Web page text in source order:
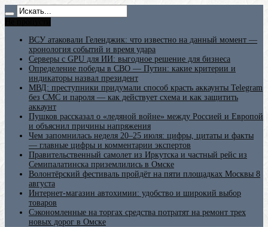
ВСУ атаковали Геленджик: что известно на данный момент —
хронология событий и время удара
Серверы с GPU для ИИ: выгодное решение для бизнеса
Определение победы в СВО — Путин: какие критерии и
индикаторы назвал президент
МВД: преступники придумали способ красть аккаунты Telegram
без СМС и пароля — как действует схема и как защитить
аккаунт
Пушков рассказал о «ледяной войне» между Россией и Европой
и объяснил причины напряжения
Чем запомнилась неделя 20–25 июля: цифры, цитаты и факты
— главные цифры и комментарии экспертов
Правительственный самолет из Иркутска и частный рейс из
Семипалатинска приземлились в Омске
Волонтёрский фестиваль пройдёт на пяти площадках Москвы 8
августа
Интернет-магазин автохимии: удобство и широкий выбор
товаров
Сэкономленные на торгах средства потратят на ремонт трех
новых дорог в Омске